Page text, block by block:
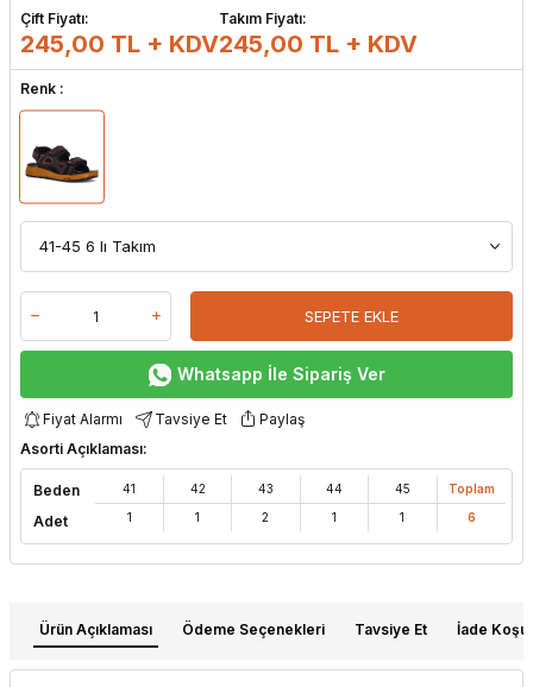
Çift Fiyatı:
245,00 TL + KDV
Takım Fiyatı:
245,00 TL + KDV
Renk :
SEPETE EKLE
Whatsapp İle Sipariş Ver
Fiyat Alarmı Tavsiye Et
Paylaş
Asorti Açıklaması:
Beden
Adet
41
1
42
1
43
2
44
1
45
1
Toplam
6
Ürün Açıklaması Ödeme Seçenekleri Tavsiye Et İade